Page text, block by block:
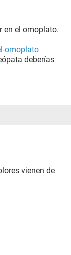
en el omoplato.
omoplato
deberías
vienen de